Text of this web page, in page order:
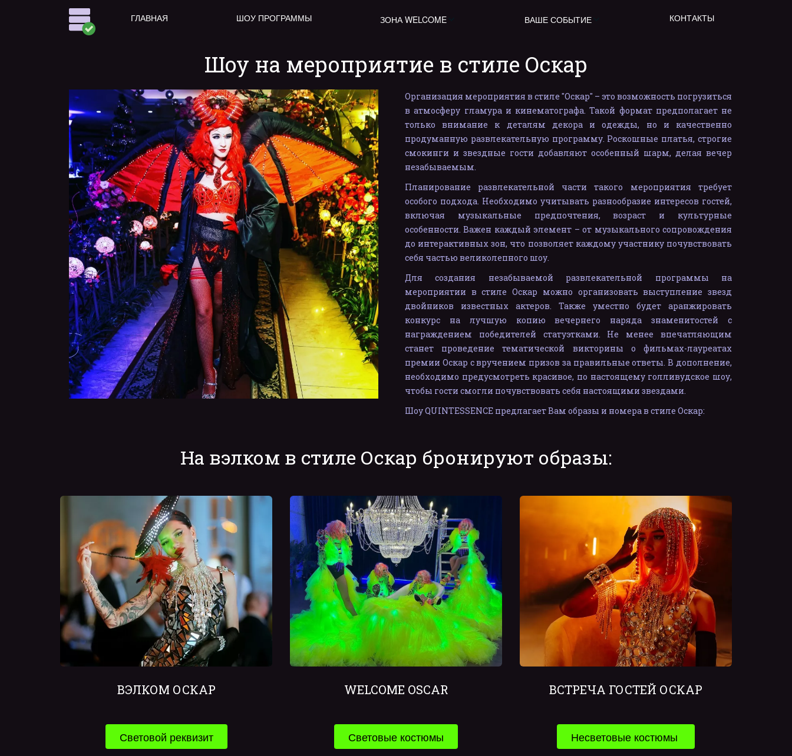
ГЛАВНАЯ ШОУ ПРОГРАММЫ ЗОНА WELCOME ВАШЕ СОБЫТИЕ КОНТАКТЫ
Шоу на мероприятие в стиле Оскар
Организация мероприятия в стиле "Оскар" – это возможность погрузиться
в атмосферу гламура и кинематографа. Такой формат предполагает не
только внимание к деталям декора и одежды, но и качественно
продуманную развлекательную программу. Роскошные платья, строгие
смокинги и звездные гости добавляют особенный шарм, делая вечер
незабываемым.
Планирование развлекательной части такого мероприятия требует
особого подхода. Необходимо учитывать разнообразие интересов гостей,
включая музыкальные предпочтения, возраст и культурные
особенности. Важен каждый элемент – от музыкального сопровождения
до интерактивных зон, что позволяет каждому участнику почувствовать
себя частью великолепного шоу.
Для создания незабываемой развлекательной программы на
мероприятии в стиле Оскар можно организовать выступление звезд
двойников известных актеров. Также уместно будет аранжировать
конкурс на лучшую копию вечернего наряда знаменитостей с
награждением победителей статуэтками. Не менее впечатляющим
станет проведение тематической викторины о фильмах-лауреатах
премии Оскар с вручением призов за правильные ответы. В дополнение,
необходимо предусмотреть красивое, по настоящему голливудское шоу,
чтобы гости смогли почувствовать себя настоящими звездами.
Шоу QUINTESSENCE предлагает Вам образы и номера в стиле Оскар:
На вэлком в стиле Оскар бронируют образы:
ВЭЛКОМ ОСКАР
Световой реквизит
WELCOME OSCAR
Световые костюмы
ВСТРЕЧА ГОСТЕЙ ОСКАР
Несветовые костюмы